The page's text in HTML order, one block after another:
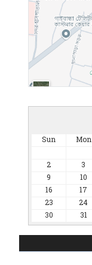
Sun Mon
2
3
9
10
16
17
23
24
30
31